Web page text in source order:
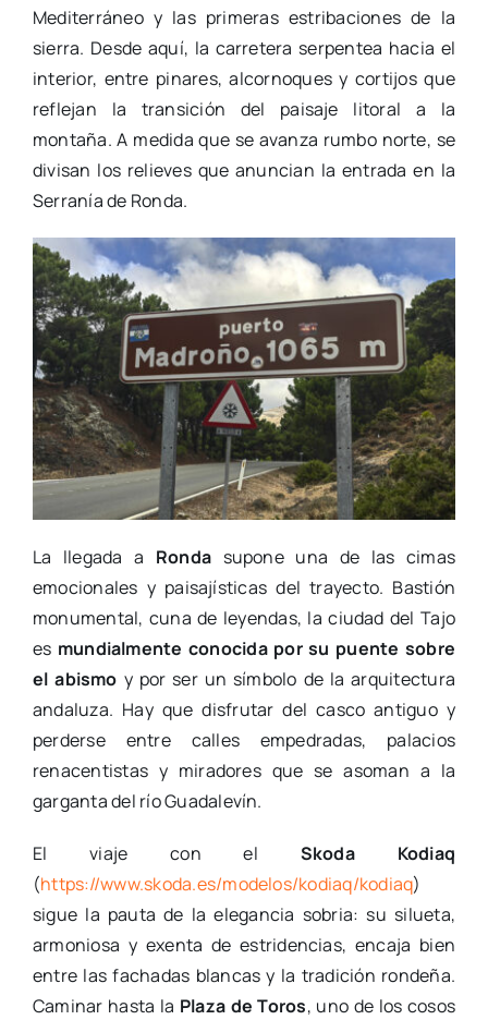
Mediterráneo y las primeras estribaciones de la
sierra. Desde aquí, la carretera serpentea hacia el
interior, entre pinares, alcornoques y cortijos que
reflejan la transición del paisaje litoral a la
montaña. A medida que se avanza rumbo norte, se
divisan los relieves que anuncian la entrada en la
Serranía de Ronda.
La llegada a Ronda supone una de las cimas
emocionales y paisajísticas del trayecto. Bastión
monumental, cuna de leyendas, la ciudad del Tajo
es mundialmente conocida por su puente sobre
el abismo y por ser un símbolo de la arquitectura
andaluza. Hay que disfrutar del casco antiguo y
perderse entre calles empedradas, palacios
renacentistas y miradores que se asoman a la
garganta del río Guadalevín.
El viaje con el Skoda Kodiaq
(https://www.skoda.es/modelos/kodiaq/kodiaq)
sigue la pauta de la elegancia sobria: su silueta,
armoniosa y exenta de estridencias, encaja bien
entre las fachadas blancas y la tradición rondeña.
Caminar hasta la Plaza de Toros, uno de los cosos